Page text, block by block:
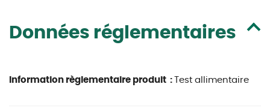
Données réglementaires
Information règlementaire produit : Test allimentaire